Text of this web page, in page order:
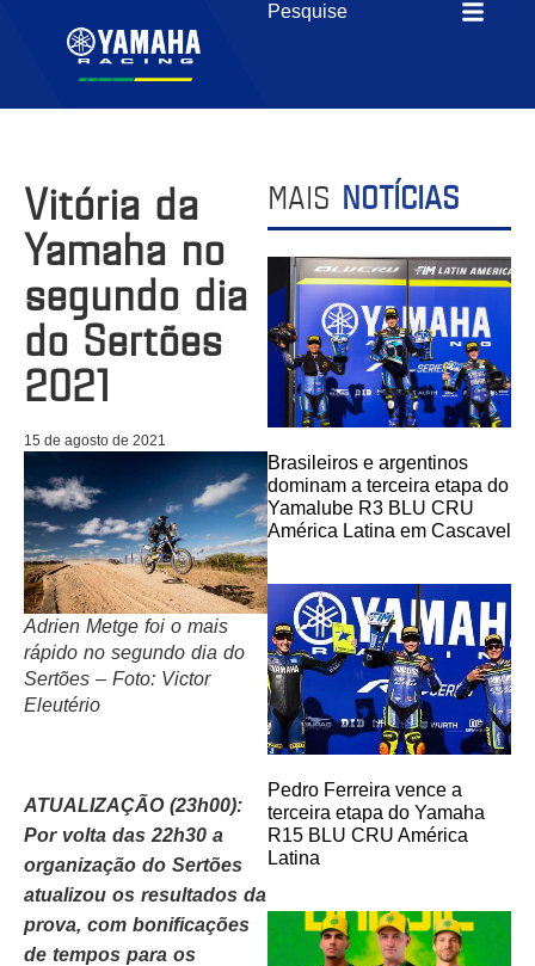
Vitória da
Yamaha no
segundo dia
do Sertões
2021
15 de agosto de 2021
Adrien Metge foi o mais
rápido no segundo dia do
Sertões – Foto: Victor
Eleutério
ATUALIZAÇÃO (23h00):
Por volta das 22h30 a
organização do Sertões
atualizou os resultados da
prova, com bonificações
de tempos para os
MAIS NOTÍCIAS
Brasileiros e argentinos
dominam a terceira etapa do
Yamalube R3 BLU CRU
América Latina em Cascavel
Pedro Ferreira vence a
terceira etapa do Yamaha
R15 BLU CRU América
Latina